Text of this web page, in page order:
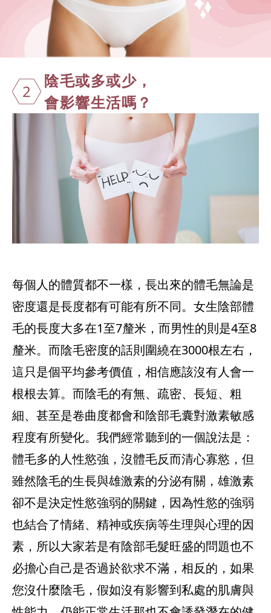
2
陰毛或多或少 ，
會影響生活嗎？
每個人的體質都不一樣，長出來的體毛無論是
密度還是長度都有可能有所不同。女生陰部體
毛的長度大多在1至7釐米，而男性的則是4至8
釐米。而陰毛密度的話則圍繞在3000根左右，
這只是個平均參考價值，相信應該沒有人會一
根根去算。而陰毛的有無、疏密、長短、粗
細、甚至是卷曲度都會和陰部毛囊對激素敏感
程度有所變化。我們經常聽到的一個說法是：
體毛多的人性慾強，沒體毛反而清心寡慾，但
雖然陰毛的生長與雄激素的分泌有關，雄激素
卻不是決定性慾強弱的關鍵，因為性慾的強弱
也結合了情緒、精神或疾病等生理與心理的因
素，所以大家若是有陰部毛髮旺盛的問題也不
必擔心自己是否過於欲求不滿，相反的，如果
您沒什麼陰毛，假如沒有影響到私處的肌膚與